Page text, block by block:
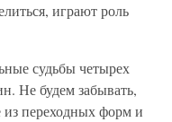
играют роль
судьбы четырех
Не будем забывать,
из переходных форм и